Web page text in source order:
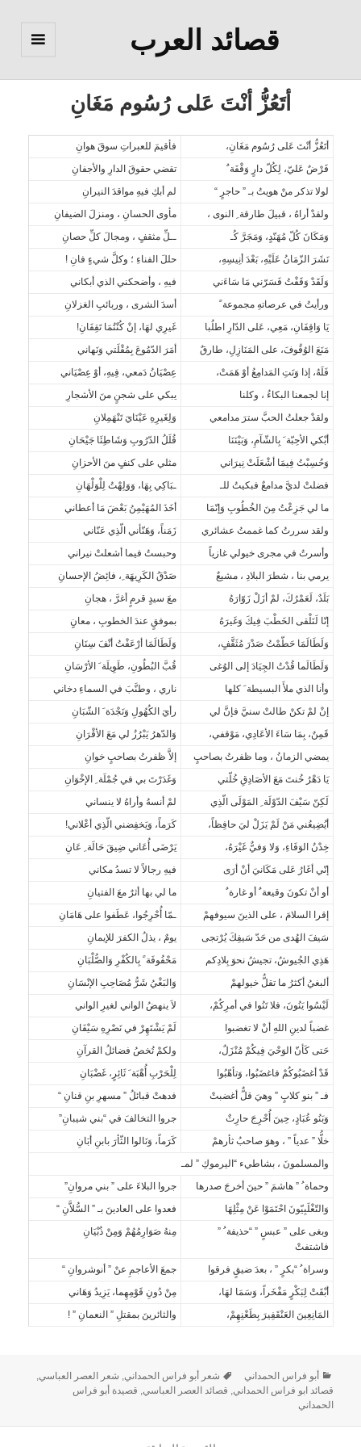
قصائد العرب
أتَعُزُّ أنْتَ عَلى رُسُوم مَغَانِ
أتَعُزُّ أنْتَ عَلى رُسُوم مَغَانِ،
فأقيمَ للعبراتِ سوقَ هوانِ
فَرْضٌ عَليّ، لِكُلّ دارٍ وَقْفَة ٌ
تقضي حقوقَ الدارِ والأجفانِ
لولا تذكر منْ هويتُ بـ ” حاجرٍ “
لم أبكِ فيهِ مواقدَ النيرانِ
ولقدْ أراهُ ، قبيلَ طارقة ِ النوى ،
مأوى الحسانِ ، ومنزلَ الضيفانِ
وَمَكَانَ كُلّ مُهَنّدٍ، وَمَجَرَّ كُـ
ــلِّ مثقفٍ ، ومجالَ كلِّ حصانِ
نَشَرَ الزّمَانُ عَلَيْهِ، بَعْدَ أنِيسِهِ،
حللَ الفناءِ ؛ وكلَّ شيءٍ فانِ ‍!
وَلَقَدْ وَقَفْتُ فَسَرّني مَا سَاءَني
فيهِ ، وأضحكني الذي أبكاني
ورأيتُ في عرصاتهِ مجموعة ً
أسدَ الشرى ، وربائبِ الغزلانِ
يَا وَاقِفَانِ، مَعِي، عَلى الدّارِ اطلُبا
غَيرِي لهَا، إنْ كُنْتُمَا تَقِفَانِ!
مَنَعَ الوُقُوفَ، على المَنَازِلِ، طارقٌ
أمَرَ الدّمُوعَ بِمُقْلَتي وَنَهاني
فَلَهُ، إذا وَنَتِ المَدامِعُ أوْ هَمَتْ،
عِصْيَانُ دَمعي، فِيهِ، أوْ عِصْيَاني
إنا لجمعنا البكاءُ ، وكلنا
يبكي على شجنٍ منَ الأشجارِ
ولقدْ جعلتُ الحبَّ سترَ مدامعي
وَلِغَيرِهِ عَيْنَايَ تَنْهَمِلانِ
أبْكي الأحِبّة َ بِالشّآمِ، وَبَيْنَنَا
قُلَلُ الدّرُوبِ وَشَاطِئَا جَيْحَانِ
وَحُسِبْتُ فِيمَا أشْعَلَتْ نِيرَاني
مثلي على كنفٍ منَ الأحزانِ
فضلتْ لديَّ مدامعٌ فبكيتُ للـ
ـبَاكِي بِهَا، وَوَلِهْتُ لِلْوَلْهَانِ
ما لي جَزِعْتُ مِنَ الخُطُوبِ وَإنّمَا
أخَذَ المُهَيْمِنُ بَعْضَ مَا أعطاني
ولقد سررتُ كما غممتُ عشائري
زَمَناً، وَهَنّأني الّذِي عَنّاني
وأسرتُ في مجرى خيولي غازياً
وحبستُ فيما أشعلتْ نيراني
يرمي بنا ، شطرَ البلادِ ، مشيعٌ
صَدْقُ الكَرِيهَة ِ، فائِضُ الإحسانِ
بَلَدٌ، لَعَمْرُكَ، لمْ أزَلْ زَوّارَهُ
معَ سيدٍ قرمٍ أغرَّ ، هجانِ
إنّا لَنَلْقى الخَطْبَ فِيكَ وَغَيرَهُ
بموفقٍ عندَ الخطوبِ ، معانِِ
وَلَطَالَمَا حَطّمْتُ صَدْرَ مُثَقَّفٍ،
وَلَطَالَمَا أرْعَفْتُ أنْفَ سِنَانِ
وَلَطَالَما قُدْتُ الجِيَادَ إلى الوُغى
قُبَّ البُطُونِ، طَوِيلَة َ الأرْسَانِ
وأنا الذي ملأَ البسيطة َ كلها
ناري ، وطنَّبَ في السماءِ دخاني
إنْ لمْ تكنْ طالتْ سنيَّ فإنَّ لي
رأيَ الكُهُولِ وَنَجْدَة َ الشّبَانِ
قَمِنٌ، بِمَا سَاءَ الأعَادِي، مَوْقفي،
وَالدّهرُ يَبْرُزُ لي مَعَ الأقْرَانِ
يمضي الزمانُ ، وما ظفرتُ بصاحبٍ
إلاَّ ظفرتُ بصاحبٍ خوانِ
يَا دَهْرُ خُنتَ مَعَ الأصَادِقِ خُلّتي
وَغَدَرْتَ بي في جُمْلَة ِ الإخْوَانِ
لَكِنّ سَيْفَ الدّوْلَة ِ المَوْلَى الّذِي
لمْ أنسهُ وأراهُ لا ينساني
أيُضِيعُني مَنْ لَمْ يَزَلْ ليَ حافِظاً،
كَرَماً، وَيَخفِضني الّذِي أعْلاني!
خِدْنُ الوَفَاءِ، وَلا وَفيٌّ غَيْرَهُ،
يَرْضَى أُعَاني ضِيقَ حَالَة ِ عَانِ
إنّي أغَارُ عَلى مَكَانيَ أنْ أرَى
فيهِ رجالاً لا تسدُ مكاني
أو أنْ تكونَ وقيعة ٌ أو غارة ٌ
ما لي بها أثرٌ معَ الفتيانِ
إقرا السلامَ ، على الذينَ سيوفهمْ
ـمّا أُحْرِجُوا، عَطَفوا على هَامَانِ
سَيفَ الهُدى من حَدّ سَيفِكَ يُرْتجى
يومٌ ، يذلُ الكفرَ للإيمانِ
هَذِي الجُيوشُ، تجيشُ نحوَ بِلادِكم
مَحْفُوفَة ً بِالكُفْرِ وَالصُّلْبَانِ
ألبغيُ أكثرُ ما تقلُّ خيولهمْ
وَالبَغْيُ شَرُّ مُصَاحِبِ الإنْسَانِ
لَيْسُوا يَنُونَ، فلا تَنُوا في أمرِكُمْ،
لاَ ينهضُ الواني لغيرِ الواني
غضباً لدينِ اللهِ أنْ لا تغضبوا
لَمْ يَشْتَهِرْ في نَصْرِهِ سَيْفَانِ
حَتى كَأنّ الوَحْيَ فِيكُمْ مُنْزَلٌ،
ولكمْ تُخصُ فضائلُ القرآنِ
قَدْ أغضَبُوكُمْ فاغضَبُوا، وَتأهّبُوا
لِلْحَرْبِ أُهْبَة َ ثَائِرٍ، غَضْبَانِ
فـ ” بنو كلابٍ ” وهيَ قلٌّ أغضبتْ
فدهتْ قبائلُ ” مسهرِ بنِ قنانِ “
وَبَنُو عُبَادٍ، حِينَ أُحْرِجَ حارِثٌ
جروا التخالفَ في “بني شيبانِ”
خلُّا ” عدياً ” ، وهوَ صاحبُ ثأرهمْ
كَرَماً، وَنَالوا الثّأرَ بابنِ أبَانِ
والمسلمونَ ، بشاطيء “اليرموكِ ” لمـ
وحماة ُ ” هاشمَ ” حينَ أخرجَ صدرها
جروا البلاءَ على ” بني مروانِ”
وَالتّغْلَبِيّونَ احْتَمَوْا عَنْ مِثْلِهَا
فعدوا على العادينَ بـ ” السُّلاَّنِ “
وبغى على ” عبسٍ ” “حذيفة ُ ”
فاشتفتْ
مِنهُ صَوَارِمُهُمْ وَمِنْ ذُبْيَانِ
وسراة ُ “بكرٍ ” ، بعدَ ضيقٍ فرقوا
جمعَ الأعاجمِ عنْ ” أنوشروانِ “
أبْقَتْ لِبَكْرٍ مَفْخَراً، وَسَمَا لهَا،
مِنْ دُونِ قَوْمِهِما، يَزِيدُ وَهَاني
المَانِعِينَ العَنْقَفِيرَ بِطَعْنِهِمْ،
والثائرينَ بمقتلِ ” النعمانِ ” ‍!
أبو فراس الحمداني شعر أبو فراس الحمداني, شعر العصر العباسي,
قصائد ابو فراس الحمداني, قصائد العصر العباسي, قصيدة أبو فراس
الحمداني